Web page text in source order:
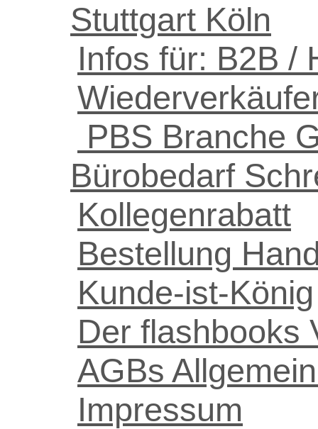
Stuttgart Köln
Infos für: B2B /
PBS Branche
Bürobedarf
Kollegenrabatt
Bestellung
Kunde-ist-König
Der flashbooks
AGBs
Impressum